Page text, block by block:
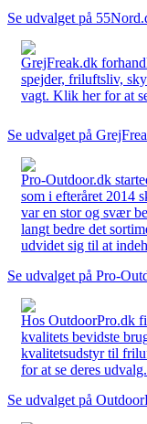
Se udvalget på
GrejFreak.dk
spejder, friluftsliv,
vagt. Klik her for at
Se udvalget på
Pro-Outdoor.dk
som i efteråret 2014
var en stor og svær
langt bedre det
udvidet sig til at
Se udvalget på Pro-
Hos OutdoorPro.dk
kvalitets bevidste
kvalitetsudstyr til
for at se deres udvalg.
Se udvalget på